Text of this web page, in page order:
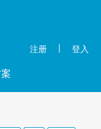
注册 登入